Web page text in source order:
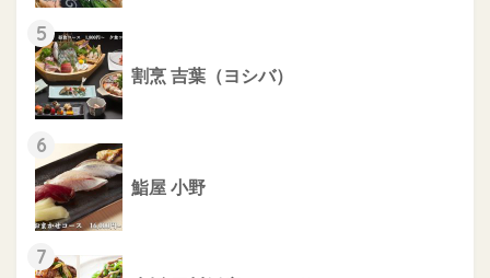
5
割烹 吉葉（ヨシバ）
6
鮨屋 小野
7